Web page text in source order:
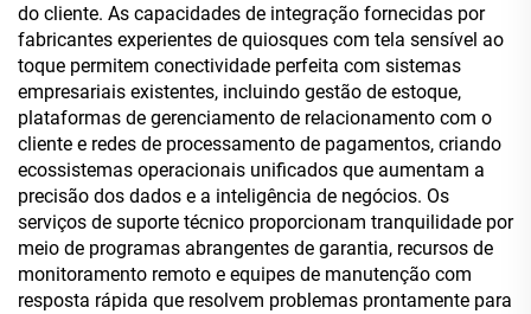
do cliente. As capacidades de integração fornecidas por
fabricantes experientes de quiosques com tela sensível ao
toque permitem conectividade perfeita com sistemas
empresariais existentes, incluindo gestão de estoque,
plataformas de gerenciamento de relacionamento com o
cliente e redes de processamento de pagamentos, criando
ecossistemas operacionais unificados que aumentam a
precisão dos dados e a inteligência de negócios. Os
serviços de suporte técnico proporcionam tranquilidade por
meio de programas abrangentes de garantia, recursos de
monitoramento remoto e equipes de manutenção com
resposta rápida que resolvem problemas prontamente para